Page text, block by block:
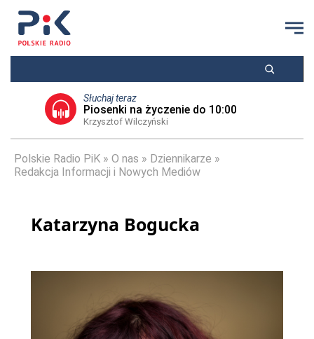
Słuchaj teraz
Piosenki na życzenie do 10:00
Krzysztof Wilczyński
Polskie Radio PiK O nas
Dziennikarze
Redakcja Informacji i Nowych Mediów
Katarzyna Bogucka